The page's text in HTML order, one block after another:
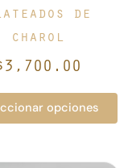
de
charol
3,700.00
opciones
en
de